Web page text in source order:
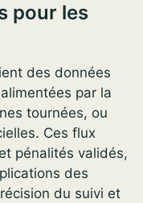
pour les
des données
par la
tournées, ou
Ces flux
pénalités validés,
des
du suivi et